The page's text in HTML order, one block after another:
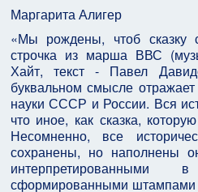
Маргарита Алигер
«Мы рождены, чтоб сказку
строчка из марша ВВС
Хайт, текст - Павел
буквальном смысле отражает
науки СССР и России. Вся
что иное, как сказка,
Несомненно, все
сохранены, но наполнены
сформированными штампами